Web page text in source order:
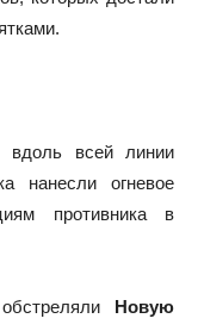
вдоль всей линии
нанесли огневое
противника в
Новую